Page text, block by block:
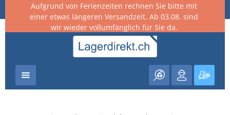
springen
Aufgrund von Ferienzeiten rechnen Sie bitte mit
einer etwas längeren Versandzeit. Ab 03.08. sind
wir wieder vollumfänglich für Sie da.